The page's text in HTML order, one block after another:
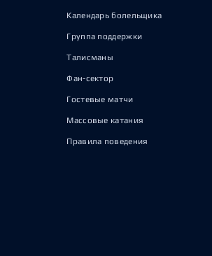
Календарь болельщика
Группа поддержки
Талисманы
Фан-сектор
Гостевые матчи
Массовые катания
Правила поведения